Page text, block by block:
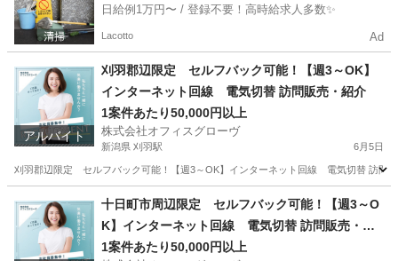
日給例1万円〜 / 登録不要！高時給求人多数✨
Lacotto Ad
アルバイト
刈羽郡辺限定 セルフバック可能！【週3～OK】
インターネット回線 電気切替 訪問販売・紹介
1案件あたり50,000円以上
株式会社オフィスグローヴ
新潟県 刈羽駅 6月5日
刈羽郡辺限定 セルフバック可能！【週3～OK】インターネット回線 電気切替 訪問
刈羽駅 営業 セルフ
十日町市周辺限定 セルフバック可能！【週3～O
K】インターネット回線 電気切替 訪問販売・紹
介
1案件あたり50,000円以上